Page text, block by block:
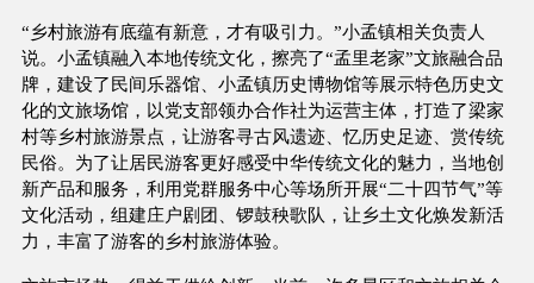
“乡村旅游有底蕴有新意，才有吸引力。”小孟镇相关负责人
说。小孟镇融入本地传统文化，擦亮了“孟里老家”文旅融合品
牌，建设了民间乐器馆、小孟镇历史博物馆等展示特色历史文
化的文旅场馆，以党支部领办合作社为运营主体，打造了梁家
村等乡村旅游景点，让游客寻古风遗迹、忆历史足迹、赏传统
民俗。为了让居民游客更好感受中华传统文化的魅力，当地创
新产品和服务，利用党群服务中心等场所开展“二十四节气”等
文化活动，组建庄户剧团、锣鼓秧歌队，让乡土文化焕发新活
力，丰富了游客的乡村旅游体验。